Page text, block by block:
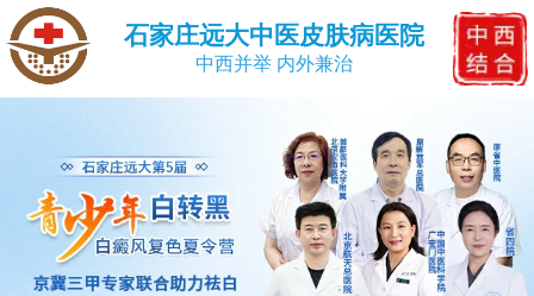
石家庄远大中医皮肤病医院
中西并举 内外兼治